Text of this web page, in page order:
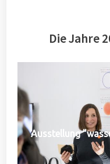
Die Jahre
Ausstellung